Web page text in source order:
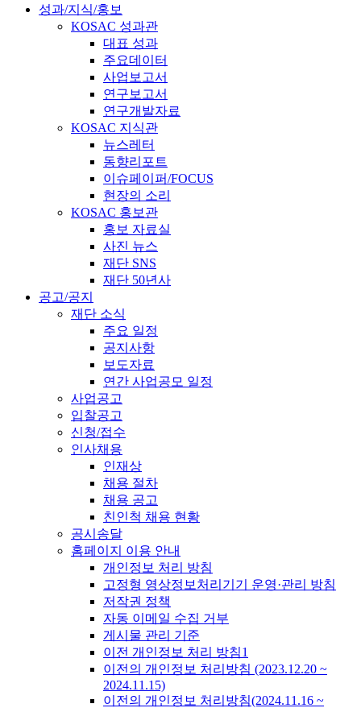
성과/지식/홍보
KOSAC 성과관
대표 성과
주요데이터
사업보고서
연구보고서
연구개발자료
KOSAC 지식관
뉴스레터
동향리포트
이슈페이퍼/FOCUS
현장의 소리
KOSAC 홍보관
홍보 자료실
사진 뉴스
재단 SNS
재단 50년사
공고/공지
재단 소식
주요 일정
공지사항
보도자료
연간 사업공모 일정
사업공고
입찰공고
신청/접수
인사채용
인재상
채용 절차
채용 공고
친인척 채용 현황
공시송달
홈페이지 이용 안내
개인정보 처리 방침
고정형 영상정보처리기기 운영·관리 방침
저작권 정책
자동 이메일 수집 거부
게시물 관리 기준
이전 개인정보 처리 방침1
이전의 개인정보 처리방침 (2023.12.20 ~
2024.11.15)
이전의 개인정보 처리방침(2024.11.16 ~